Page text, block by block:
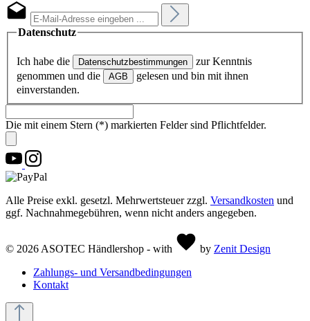
Datenschutz
Ich habe die Datenschutzbestimmungen
zur Kenntnis
genommen und die
AGB
gelesen und bin mit ihnen
einverstanden.
Die mit einem Stern (*) markierten Felder sind Pflichtfelder.
Alle Preise exkl. gesetzl. Mehrwertsteuer zzgl. Versandkosten und
ggf. Nachnahmegebühren, wenn nicht anders angegeben.
© 2026 ASOTEC Händlershop - with by Zenit Design
Zahlungs- und Versandbedingungen
Kontakt